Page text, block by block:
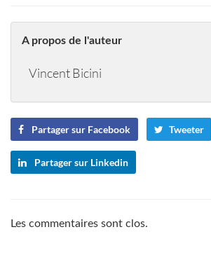
A propos de l'auteur
Vincent Bicini
Partager sur Facebook Tweeter
Partager sur Linkedin
Les commentaires sont clos.